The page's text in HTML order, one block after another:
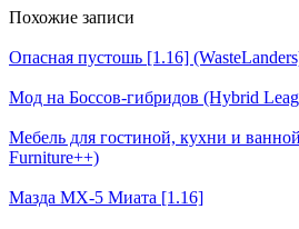
Похожие записи
Опасная пустошь [1.16]
Мод на Боссов-гибридов (Hybrid
Мебель для гостиной, кухни и
Furniture++)
Мазда МХ-5 Миата [1.16]